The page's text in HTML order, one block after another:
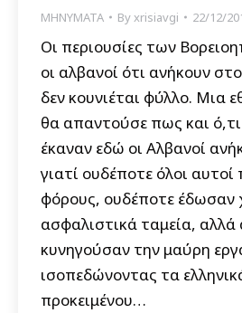
ΜΗΝΥΜΑΤΑ Byxrisiavgi 22/12/
Οι περιουσίες των
οι αλβανοί ότι ανήκουν
δεν κουνιέται φύλλο. Μια
θα απαντούσε πως και
έκαναν εδώ οι Αλβανοί
γιατί ουδέποτε όλοι
φόρους, ουδέποτε
ασφαλιστικά ταμεία, αλλά
κυνηγούσαν την μαύρη
ισοπεδώνοντας τα
προκειμένου…